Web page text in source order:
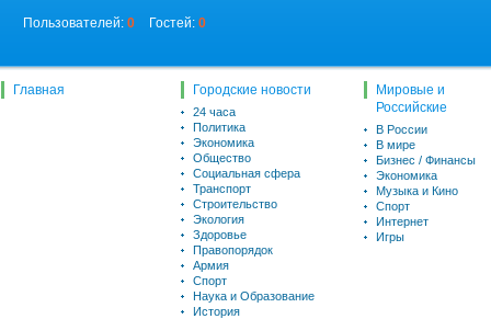
Пользователей: 0 Гостей: 0
Главная Городские новости
24 часа
Политика
Экономика
Общество
Социальная сфера
Транспорт
Строительство
Экология
Здоровье
Правопорядок
Армия
Спорт
Наука и Образование
История
Мировые и
Российские
В России
В мире
Бизнес / Финансы
Экономика
Музыка и Кино
Спорт
Интернет
Игры